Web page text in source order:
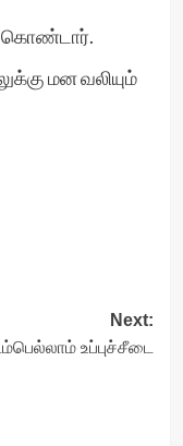
கொண்டார்.
மன வலியும்
Next:
உப்புச்சீடை